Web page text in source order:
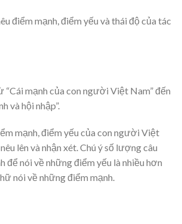
điểm mạnh, điểm yếu và thái độ của tác
mạnh của con người Việt Nam” đến
và hội nhập”.
mạnh, điểm yếu của con người Việt
lên và nhận xét. Chú ý số lượng câu
để nói về những điểm yếu là nhiều hơn
nói về những điểm mạnh.